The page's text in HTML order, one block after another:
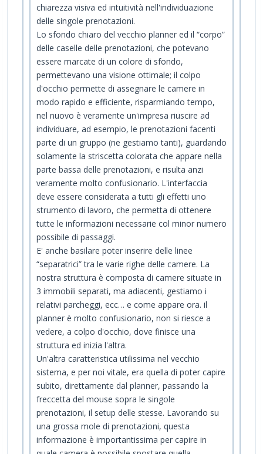
chiarezza visiva ed intuitività nell'individuazione
delle singole prenotazioni.
Lo sfondo chiaro del vecchio planner ed il “corpo”
delle caselle delle prenotazioni, che potevano
essere marcate di un colore di sfondo,
permettevano una visione ottimale; il colpo
d'occhio permette di assegnare le camere in
modo rapido e efficiente, risparmiando tempo,
nel nuovo è veramente un'impresa riuscire ad
individuare, ad esempio, le prenotazioni facenti
parte di un gruppo (ne gestiamo tanti), guardando
solamente la striscetta colorata che appare nella
parte bassa delle prenotazioni, e risulta anzi
veramente molto confusionario. L'interfaccia
deve essere considerata a tutti gli effetti uno
strumento di lavoro, che permetta di ottenere
tutte le informazioni necessarie col minor numero
possibile di passaggi.
E' anche basilare poter inserire delle linee
“separatrici” tra le varie righe delle camere. La
nostra struttura è composta di camere situate in
3 immobili separati, ma adiacenti, gestiamo i
relativi parcheggi, ecc… e come appare ora. il
planner è molto confusionario, non si riesce a
vedere, a colpo d'occhio, dove finisce una
struttura ed inizia l'altra.
Un'altra caratteristica utilissima nel vecchio
sistema, e per noi vitale, era quella di poter capire
subito, direttamente dal planner, passando la
freccetta del mouse sopra le singole
prenotazioni, il setup delle stesse. Lavorando su
una grossa mole di prenotazioni, questa
informazione è importantissima per capire in